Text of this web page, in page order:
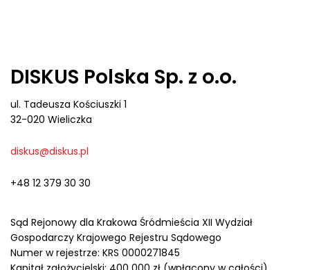
DISKUS Polska Sp. z o.o.
ul. Tadeusza Kościuszki 1
32-020 Wieliczka
diskus@diskus.pl
+48 12 379 30 30
Sąd Rejonowy dla Krakowa Śródmieścia XII Wydział
Gospodarczy Krajowego Rejestru Sądowego
Numer w rejestrze: KRS 0000271845